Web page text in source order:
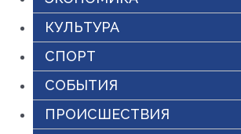
КУЛЬТУРА
СПОРТ
СОБЫТИЯ
ПРОИСШЕСТВИЯ